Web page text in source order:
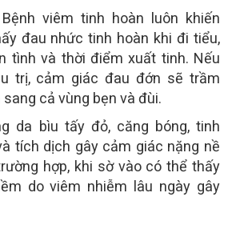
Bệnh viêm tinh hoàn luôn khiến
đau nhức tinh hoàn khi đi tiểu,
tình và thời điểm xuất tinh. Nếu
trị, cảm giác đau đớn sẽ trầm
cả vùng bẹn và đùi.
da bìu tấy đỏ, căng bóng, tinh
tích dịch gây cảm giác nặng nề
hợp, khi sờ vào có thể thấy
do viêm nhiễm lâu ngày gây